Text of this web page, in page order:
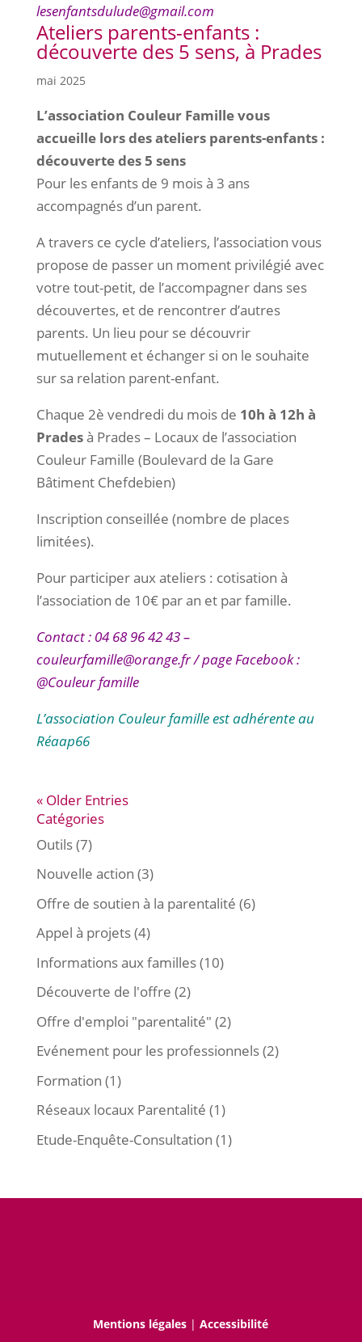
lesenfantsdulude@gmail.com
Ateliers parents-enfants :
découverte des 5 sens, à Prades
mai 2025
L’association Couleur Famille vous
accueille lors des ateliers parents-enfants :
découverte des 5 sens
Pour les enfants de 9 mois à 3 ans
accompagnés d’un parent.
A travers ce cycle d’ateliers, l’association vous
propose de passer un moment privilégié avec
votre tout-petit, de l’accompagner dans ses
découvertes, et de rencontrer d’autres
parents. Un lieu pour se découvrir
mutuellement et échanger si on le souhaite
sur sa relation parent-enfant.
Chaque 2è vendredi du mois de 10h à 12h à
Pradesà Prades – Locaux de l’association
Couleur Famille (Boulevard de la Gare
Bâtiment Chefdebien)
Inscription conseillée (nombre de places
limitées).
Pour participer aux ateliers : cotisation à
l’association de 10€ par an et par famille.
Contact : 04 68 96 42 43 –
couleurfamille@orange.fr / page Facebook :
@Couleur famille
L’association Couleur famille est adhérente au
Réaap66
« Older Entries
Catégories
Outils(7)
Nouvelle action (3)
Offre de soutien à la parentalité (6)
Appel à projets(4)
Informations aux familles(10)
Découverte de l'offre (2)
Offre d'emploi "parentalité" (2)
Evénement pour les professionnels(2)
Formation (1)
Réseaux locaux Parentalité (1)
Etude-Enquête-Consultation (1)
Mentions légales |Accessibilité